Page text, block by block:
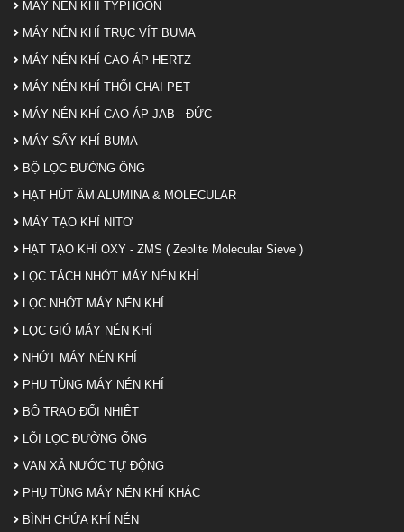
MÁY NÉN KHÍ TYPHOON
MÁY NÉN KHÍ TRỤC VÍT BUMA
MÁY NÉN KHÍ CAO ÁP HERTZ
MÁY NÉN KHÍ THỔI CHAI PET
MÁY NÉN KHÍ CAO ÁP JAB - ĐỨC
MÁY SẤY KHÍ BUMA
BỘ LỌC ĐƯỜNG ỐNG
HẠT HÚT ẨM ALUMINA & MOLECULAR
MÁY TẠO KHÍ NITƠ
HẠT TẠO KHÍ OXY - ZMS ( Zeolite Molecular Sieve )
LỌC TÁCH NHỚT MÁY NÉN KHÍ
LỌC NHỚT MÁY NÉN KHÍ
LỌC GIÓ MÁY NÉN KHÍ
NHỚT MÁY NÉN KHÍ
PHỤ TÙNG MÁY NÉN KHÍ
BỘ TRAO ĐỔI NHIỆT
LÕI LỌC ĐƯỜNG ỐNG
VAN XẢ NƯỚC TỰ ĐỘNG
PHỤ TÙNG MÁY NÉN KHÍ KHÁC
BÌNH CHỨA KHÍ NÉN